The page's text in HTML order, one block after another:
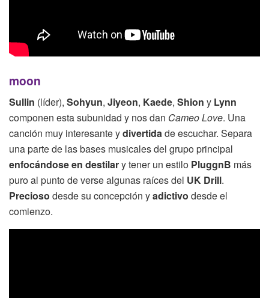
moon
Sullin (líder), Sohyun, Jiyeon, Kaede, Shion y Lynn
componen esta subunidad y nos dan Cameo Love. Una
canción muy interesante ydivertidade escuchar. Separa
una parte de las bases musicales del grupo principal
enfocándose en destilary tener un estilo PluggnB más
puro al punto de verse algunas raíces del UK Drill.
Precioso desde su concepción yadictivo desde el
comienzo.